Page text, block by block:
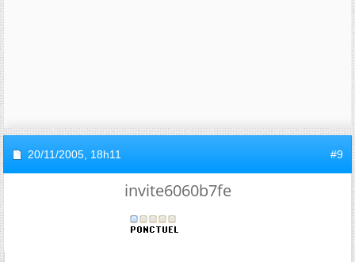
20/11/2005, 18h11 #9
invite6060b7fe